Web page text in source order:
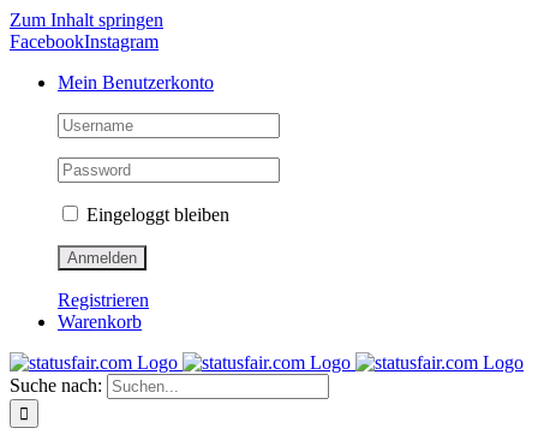
Zum Inhalt springen
FacebookInstagram
Mein Benutzerkonto
Eingeloggt bleiben
Registrieren
Warenkorb
Suche nach: